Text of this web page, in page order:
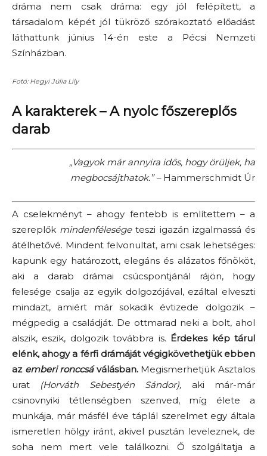
dráma nem csak dráma: egy jól felépített, a
társadalom képét jól tükröző szórakoztató előadást
láthattunk június 14-én este a Pécsi Nemzeti
Színházban.
Fotó: Hegyi Júlia Lily
A karakterek – A nyolc főszereplős
darab
„Vagyok már annyira idős, hogy örüljek, ha
megbocsájthatok.” –Hammerschmidt Úr
A cselekményt – ahogy fentebb is említettem – a
szereplők mindenféleségeteszi igazán izgalmassá és
átélhetővé. Mindent felvonultat, ami csak lehetséges:
kapunk egy határozott, elegáns és alázatos főnököt,
aki a darab drámai csúcspontjánál rájön, hogy
felesége csalja az egyik dolgozójával, ezáltal elveszti
mindazt, amiért már sokadik évtizede dolgozik –
mégpedig a családját. De ottmarad neki a bolt, ahol
alszik, eszik, dolgozik továbbra is. Érdekes kép tárul
elénk, ahogy a férfi drámáját végigkövethetjük ebben
az emberi ronccsáválásban.Megismerhetjük Asztalos
urat (Horváth Sebestyén Sándor), aki már-már
csinovnyiki tétlenségben szenved, míg élete a
munkája, már másfél éve táplál szerelmet egy általa
ismeretlen hölgy iránt, akivel pusztán leveleznek, de
soha nem mert vele találkozni. Ő szolgáltatja a